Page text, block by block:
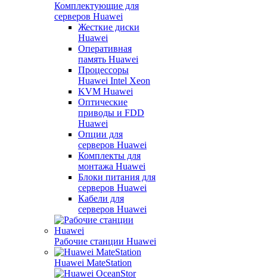
Комплектующие для
серверов Huawei
Жесткие диски
Huawei
Оперативная
память Huawei
Процессоры
Huawei Intel Xeon
KVM Huawei
Оптические
приводы и FDD
Huawei
Опции для
серверов Huawei
Комплекты для
монтажа Huawei
Блоки питания для
серверов Huawei
Кабели для
серверов Huawei
Рабочие станции Huawei
Huawei MateStation